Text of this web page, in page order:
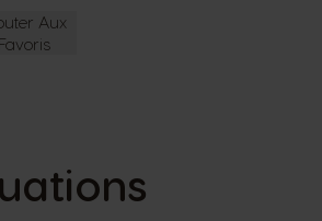
Aux Favoris
Aux
Favoris